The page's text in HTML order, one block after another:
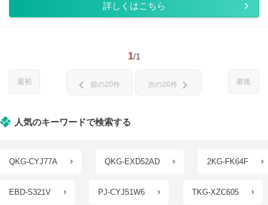
詳しくはこちら
1/1
最初 最後
chevron_left 前の20件 次の20件 chevron_right
人気のキーワードで検索する
QKG-CYJ77A QKG-EXD52AD 2KG-FK64F
EBD-S321V PJ-CYJ51W6 TKG-XZC605